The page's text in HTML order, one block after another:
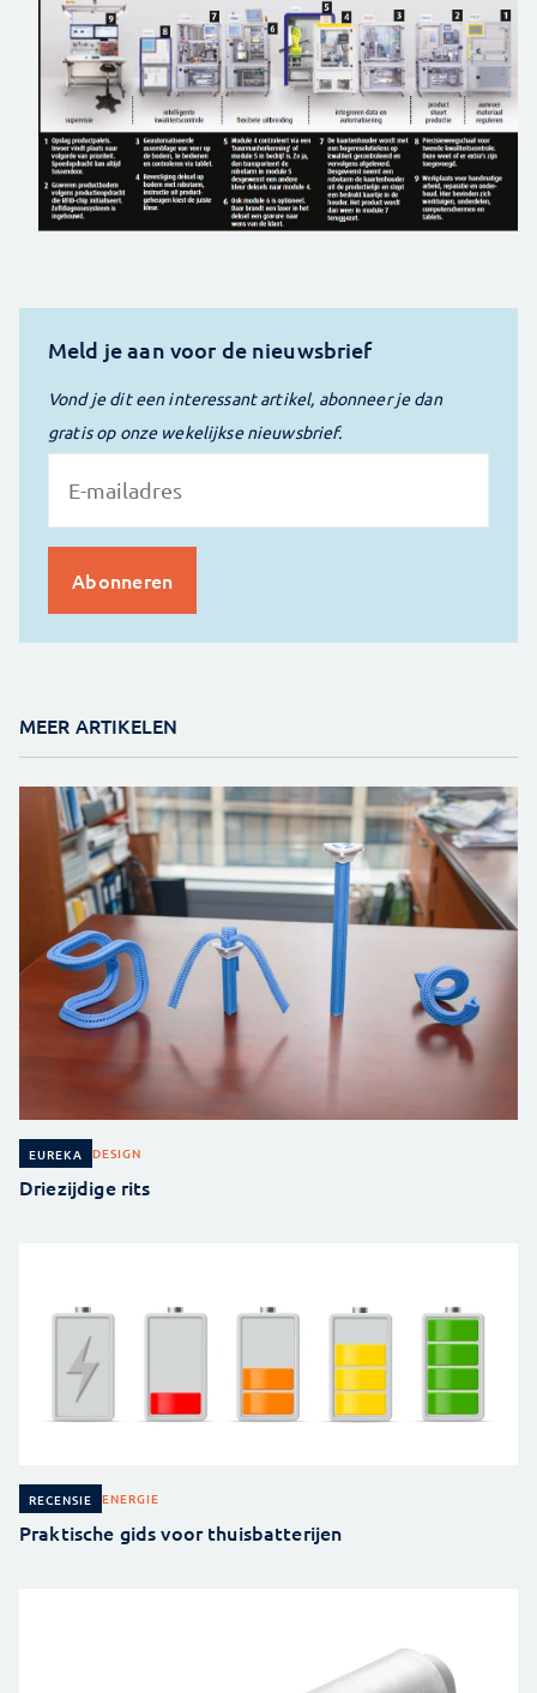
Meld je aan voor de nieuwsbrief
Vond je dit een interessant artikel, abonneer je dan
gratis op onze wekelijkse nieuwsbrief.
MEER ARTIKELEN
EUREKA DESIGN
Driezijdige rits
RECENSIE ENERGIE
Praktische gids voor thuisbatterijen